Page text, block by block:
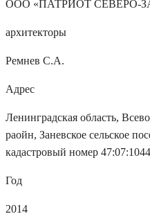
ООО «ПАТРИОТ СЕВЕРО-
архитекторы
Ремнев С.А.
Адрес
Ленинградская область,
раойн, Заневское сельское
кадастровый номер
Год
2014